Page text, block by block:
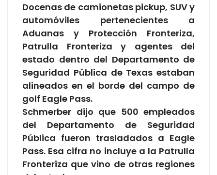
Docenas de camionetas pickup, SUV y
automóviles pertenecientes a
Aduanas y Protección Fronteriza,
Patrulla Fronteriza y agentes del
estado dentro del Departamento de
Seguridad Pública de Texas estaban
alineados en el borde del campo de
golf Eagle Pass.
Schmerber dijo que 500 empleados
del Departamento de Seguridad
Pública fueron trasladados a Eagle
Pass. Esa cifra no incluye a la Patrulla
Fronteriza que vino de otras regiones